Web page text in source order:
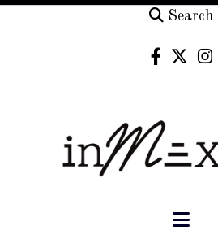
Search